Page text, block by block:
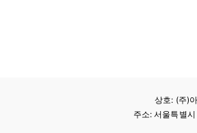
상호: (주)
주소: 서울특별